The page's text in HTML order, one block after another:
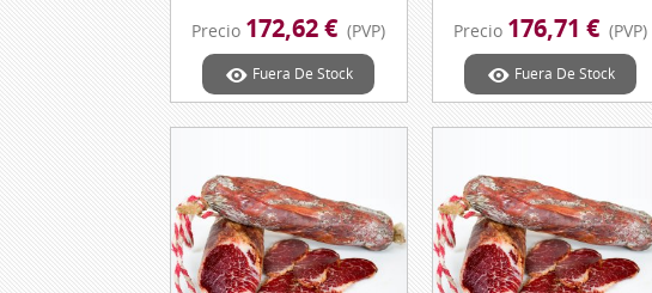
Kg. Aprox.
Precio 172,62 € (PVP)
Fuera De Stock
Kg. Aprox.
Precio 176,71 € (PVP)
Fuera De Stock